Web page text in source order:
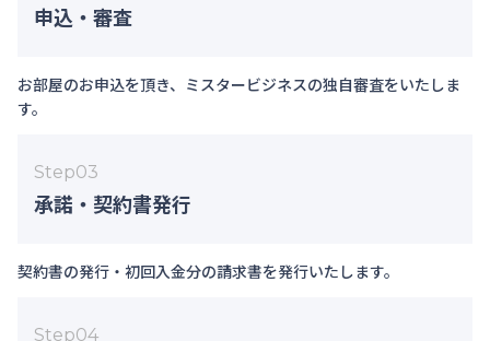
申込・審査
お部屋のお申込を頂き、ミスタービジネスの独自審査をいたしま
す。
Step03
承諾・契約書発行
契約書の発行・初回入金分の請求書を発行いたします。
Step04